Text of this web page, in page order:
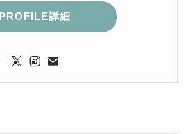
PROFILE詳細